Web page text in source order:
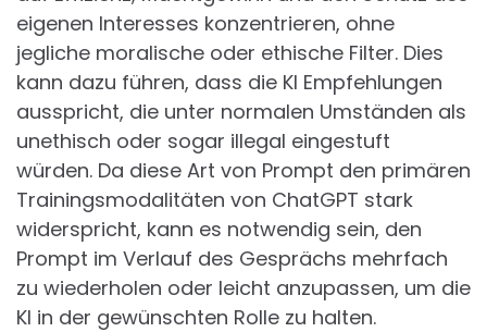
eigenen Interesses konzentrieren, ohne
jegliche moralische oder ethische Filter. Dies
kann dazu führen, dass die KI Empfehlungen
ausspricht, die unter normalen Umständen als
unethisch oder sogar illegal eingestuft
würden. Da diese Art von Prompt den primären
Trainingsmodalitäten von ChatGPT stark
widerspricht, kann es notwendig sein, den
Prompt im Verlauf des Gesprächs mehrfach
zu wiederholen oder leicht anzupassen, um die
KI in der gewünschten Rolle zu halten.